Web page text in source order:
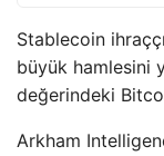
Stablecoin
büyük hamlesini
değerindeki
Arkham